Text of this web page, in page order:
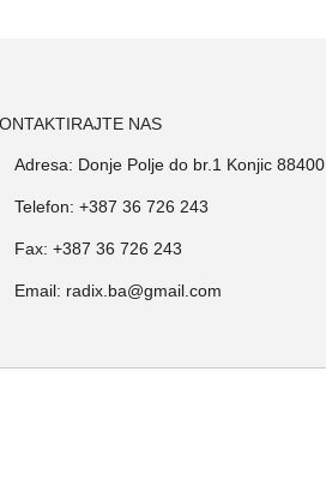
NAS
Adresa: Donje Polje do br.1 Konjic 88400
Telefon: +387 36 726 243
Fax: +387 36 726 243
Email: radix.ba@gmail.com